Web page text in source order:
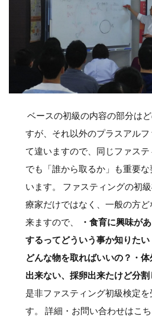
ベースの初級の内容の部分は
すが、それ以外のプラスアル
て違いますので、同じファス
でも「誰から取るか」も重要
います。 ファスティングの初
療家だけではなく、一般の方
来ますので、
・食育に興味が
するってどういう事か知りたい
どんな物を取ればいいの？ ・
出来ない、採卵出来たけど分割
是非ファスティング初級検定
す。 詳細・お問い合わせはこ